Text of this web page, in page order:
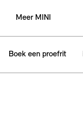
Meer MINI
Boek een proefrit